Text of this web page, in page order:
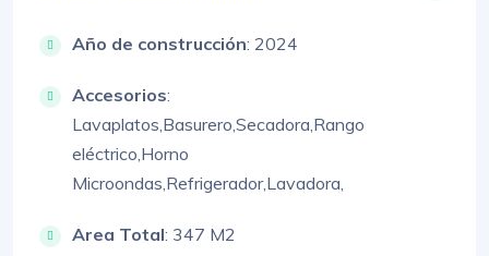
Año de construcción: 2024
Accesorios:
Lavaplatos,Basurero,Secadora,Rango
eléctrico,Horno
Microondas,Refrigerador,Lavadora,
Area Total: 347 M2